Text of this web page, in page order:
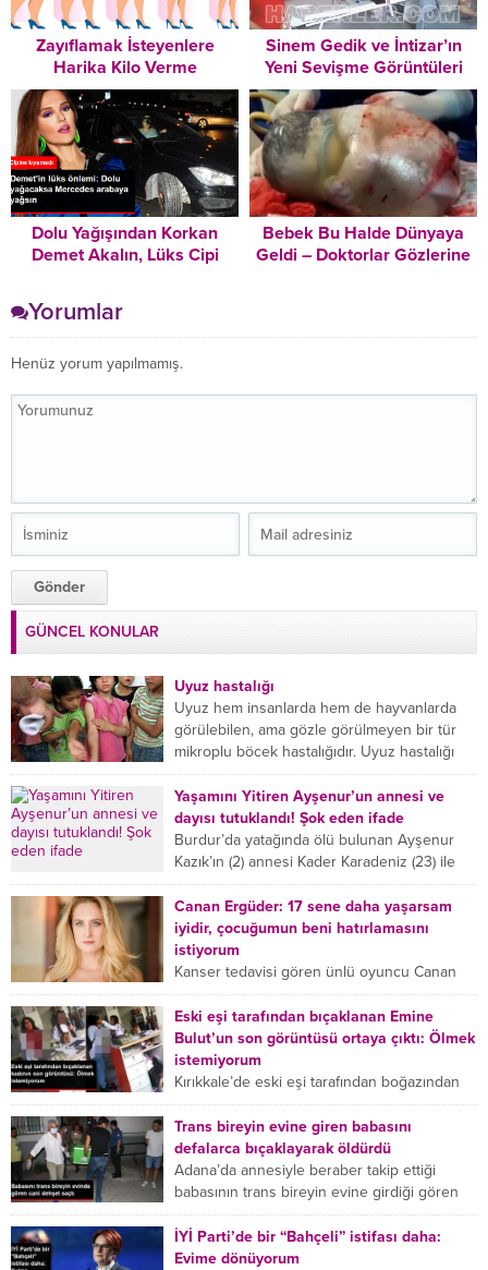
Zayıflamak İsteyenlere
Harika Kilo Verme
Tavsiyeleri – Mutlaka
Okuyun!
Sinem Gedik ve İntizar’ın
Yeni Sevişme Görüntüleri
Ortaya Çıktı
Dolu Yağışından Korkan
Demet Akalın, Lüks Cipi
Yarışmasından Kazandığı
Arabayı Kullandı
Bebek Bu Halde Dünyaya
Geldi – Doktorlar Gözlerine
Yorumlar
Henüz yorum yapılmamış.
GÜNCEL KONULAR
Uyuz hastalığı
Uyuz hem insanlarda hem de hayvanlarda
görülebilen, ama gözle görülmeyen bir tür
mikroplu böcek hastalığıdır. Uyuz hastalığı
(Urticaria), deride veya...
Yaşamını Yitiren Ayşenur’un annesi ve
dayısı tutuklandı! Şok eden ifade
Burdur’da yatağında ölü bulunan Ayşenur
Kazık’ın (2) annesi Kader Karadeniz (23) ile
dayısı Hızır Tunç Çetinkaya (19) tutuklandı.
Çetinkaya, ifadesinde...
Canan Ergüder: 17 sene daha yaşarsam
iyidir, çocuğumun beni hatırlamasını
istiyorum
Kanser tedavisi gören ünlü oyuncu Canan
Ergüder, hastalık sürecini anlattı: Meme
kanserine yakalanan ünlü oyuncu Canan
Ergüder aklıma ilk ölümün...
Eski eşi tarafından bıçaklanan Emine
Bulut’un son görüntüsü ortaya çıktı: Ölmek
istemiyorum
Kırıkkale’de eski eşi tarafından boğazından
bıçaklanan Emine Bulut’un “Ben ölmek
istemiyorum” demesi ve yanında bulunan 10
yaşındaki kızının “Anne lütfen...
Trans bireyin evine giren babasını
defalarca bıçaklayarak öldürdü
Adana’da annesiyle beraber takip ettiği
babasının trans bireyin evine girdiği gören
cani, babasını vücudunun çeşitli yerlerinden
bıçaklayarak öldürdü. Adana’da bir...
İYİ Parti’de bir “Bahçeli” istifası daha:
Evime dönüyorum